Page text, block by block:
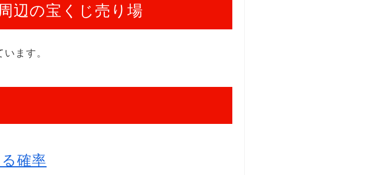
辺の宝くじ売り場
ます。
確率